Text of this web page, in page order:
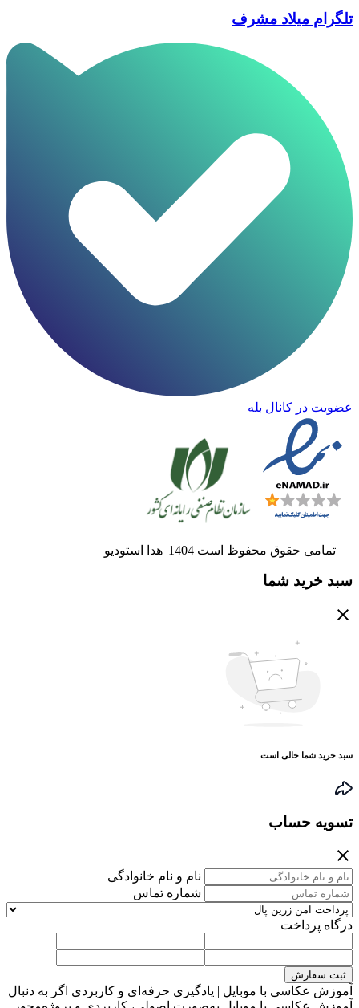
تلگرام میلاد مشرف
عضویت در کانال بله
تمامی حقوق محفوظ است 1404| هدا استودیو
سبد خرید شما
سبد خرید شما خالی است
تسویه حساب
نام و نام خانوادگی
شماره تماس
درگاه پرداخت
ثبت سفارش
آموزش عکاسی با موبایل | یادگیری حرفه‌ای و کاربردی اگر به دنبال